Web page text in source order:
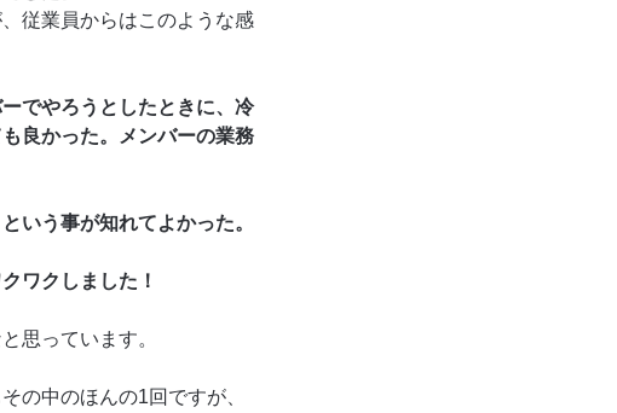
従業員からはこのような感
でやろうとしたときに、冷
良かった。メンバーの業務
いう事が知れてよかった。
ワクしました！
思っています。
の中のほんの1回ですが、